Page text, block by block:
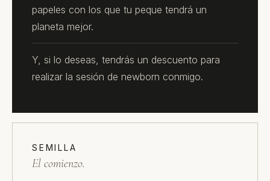
papeles con los que tu peque tendrá un
planeta mejor.
Y, si lo deseas, tendrás un descuento para
realizar la sesión de newborn conmigo.
SEMILLA
El comienzo.